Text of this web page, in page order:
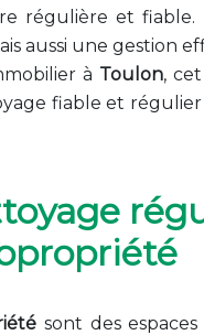
régulière et
aussi une gestion
à Toulon,
fiable et
sont des